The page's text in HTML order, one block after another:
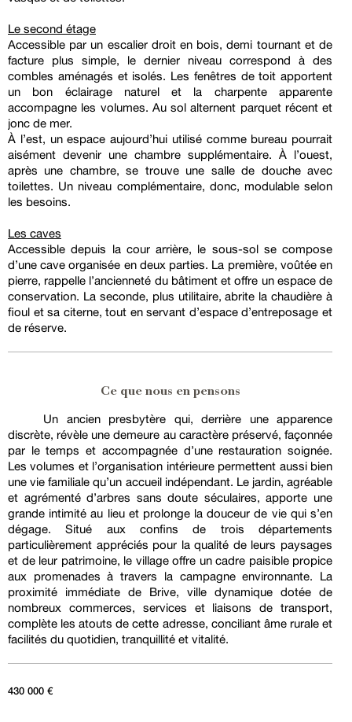
Le second étage
Accessible par un escalier droit en bois, demi tournant et de
facture plus simple, le dernier niveau correspond à des
combles aménagés et isolés. Les fenêtres de toit apportent
un bon éclairage naturel et la charpente apparente
accompagne les volumes. Au sol alternent parquet récent et
jonc de mer.
À l’est, un espace aujourd’hui utilisé comme bureau pourrait
aisément devenir une chambre supplémentaire. À l’ouest,
après une chambre, se trouve une salle de douche avec
toilettes. Un niveau complémentaire, donc, modulable selon
les besoins.
Les caves
Accessible depuis la cour arrière, le sous-sol se compose
d’une cave organisée en deux parties. La première, voûtée en
pierre, rappelle l’ancienneté du bâtiment et offre un espace de
conservation. La seconde, plus utilitaire, abrite la chaudière à
fioul et sa citerne, tout en servant d’espace d’entreposage et
de réserve.
Ce que nous en pensons
Un ancien presbytère qui, derrière une apparence
discrète, révèle une demeure au caractère préservé, façonnée
par le temps et accompagnée d’une restauration soignée.
Les volumes et l’organisation intérieure permettent aussi bien
une vie familiale qu’un accueil indépendant. Le jardin, agréable
et agrémenté d’arbres sans doute séculaires, apporte une
grande intimité au lieu et prolonge la douceur de vie qui s’en
dégage. Situé aux confins de trois départements
particulièrement appréciés pour la qualité de leurs paysages
et de leur patrimoine, le village offre un cadre paisible propice
aux promenades à travers la campagne environnante. La
proximité immédiate de Brive, ville dynamique dotée de
nombreux commerces, services et liaisons de transport,
complète les atouts de cette adresse, conciliant âme rurale et
facilités du quotidien, tranquillité et vitalité.
430 000 €